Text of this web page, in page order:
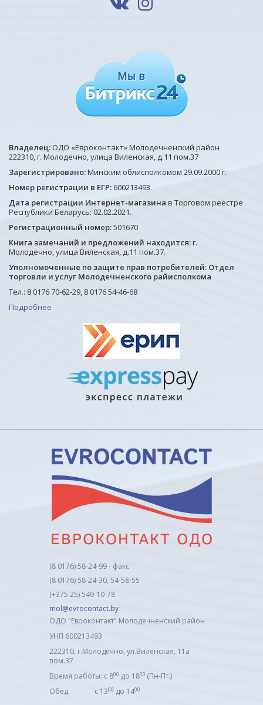
Владелец: ОДО «Евроконтакт» Молодечненский район
222310, г. Молодечно, улица Виленская, д.11 пом.37
Зарегистрировано:Минским облисполкомом 29.09.2000 г.
Номер регистрации в ЕГР: 600213493.
Дата регистрации Интернет-магазина в Торговом реестре
Республики Беларусь: 02.02.2021.
Регистрационный номер:501670
Книга замечаний и предложений находится:г.
Молодечно, улица Виленская, д.11 пом.37.
Уполномоченные по защите прав потребителей: Отдел
торговли и услуг Молодечненского райисполкома
Тел.: 8 0176 70-62-29, 8 0176 54-46-68
Подробнее
(8 0176) 58-24-99 - факс
(8 0176) 58-24-30, 54-58-55
(+375 25) 549-10-78
mol@evrocontact.by
ОДО "Евроконтакт" Молодечненский район
УНП 600213493
222310, г.Молодечно, ул.Виленская, 11а
пом.37
Время работы: с 800 до 1800 (Пн-Пт.)
Обед: с 1300 до 1400